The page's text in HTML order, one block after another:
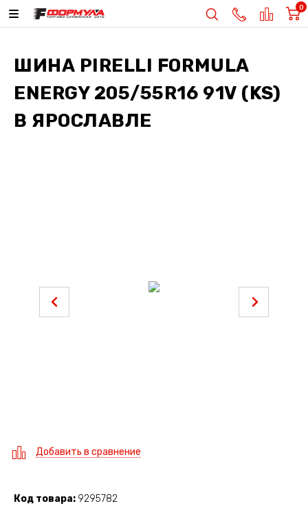
0
ШИНА PIRELLI FORMULA
ENERGY 205/55R16 91V (KS)
В ЯРОСЛАВЛЕ
Добавить в сравнение
Код товара 9295782